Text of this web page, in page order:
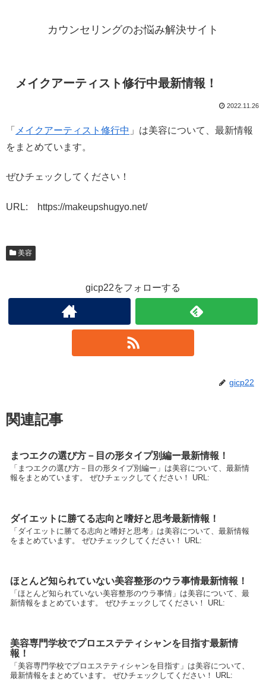
カウンセリングのお悩み解決サイト
メイクアーティスト修行中最新情報！
2022.11.26
「 メイクアーティスト修行中 」は美容について、最新情報
をまとめています。
ぜひチェックしてください！
URL: https://makeupshugyo.net/
美容
gicp22をフォローする
gicp22
関連記事
まつエクの選び方－目の形タイプ別編ー最新情報！
「まつエクの選び方－目の形タイプ別編ー」は美容について、最新情
報をまとめています。 ぜひチェックしてください！ URL:
ダイエットに勝てる志向と嗜好と思考最新情報！
「ダイエットに勝てる志向と嗜好と思考」は美容について、最新情報
をまとめています。 ぜひチェックしてください！ URL:
ほとんど知られていない美容整形のウラ事情最新情報！
「ほとんど知られていない美容整形のウラ事情」は美容について、最
新情報をまとめています。 ぜひチェックしてください！ URL:
美容専門学校でプロエステティシャンを目指す最新情
報！
「美容専門学校でプロエステティシャンを目指す」は美容について、
最新情報をまとめています。 ぜひチェックしてください！ URL: